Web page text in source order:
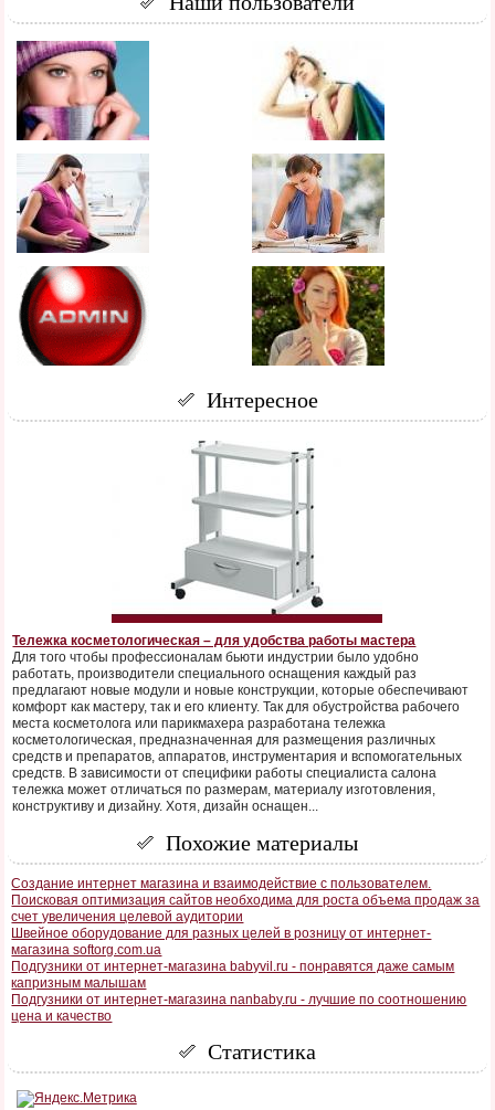
Интересное
Тележка косметологическая – для удобства работы мастера
Для того чтобы профессионалам бьюти индустрии было удобно
работать, производители специального оснащения каждый раз
предлагают новые модули и новые конструкции, которые обеспечивают
комфорт как мастеру, так и его клиенту. Так для обустройства рабочего
места косметолога или парикмахера разработана тележка
косметологическая, предназначенная для размещения различных
средств и препаратов, аппаратов, инструментария и вспомогательных
средств. В зависимости от специфики работы специалиста салона
тележка может отличаться по размерам, материалу изготовления,
конструктиву и дизайну. Хотя, дизайн оснащен...
Похожие материалы
Создание интернет магазина и взаимодействие с пользователем.
Поисковая оптимизация сайтов необходима для роста объема продаж за
счет увеличения целевой аудитории
Швейное оборудование для разных целей в розницу от интернет-
магазина softorg.com.ua
Подгузники от интернет-магазина babyvil.ru - понравятся даже самым
капризным малышам
Подгузники от интернет-магазина nanbaby.ru - лучшие по соотношению
цена и качество
Статистика